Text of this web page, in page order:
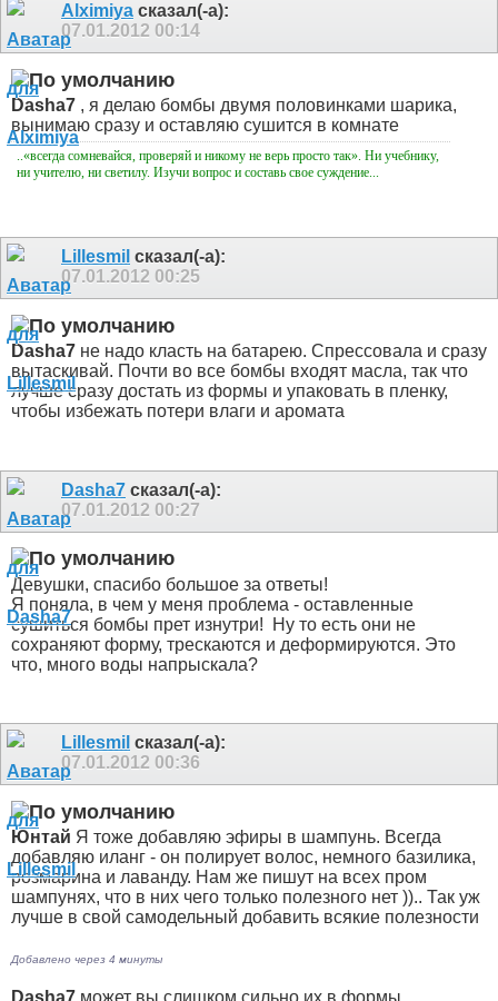
Alximiya сказал(-а):
07.01.2012 00:14
Dasha7 , я делаю бомбы двумя половинками шарика,
вынимаю сразу и оставляю сушится в комнате
..«всегда сомневайся, проверяй и никому не верь просто так». Ни учебнику,
ни учителю, ни светилу. Изучи вопрос и составь свое суждение...
Lillesmil сказал(-а):
07.01.2012 00:25
Dasha7 не надо класть на батарею. Спрессовала и сразу
вытаскивай. Почти во все бомбы входят масла, так что
лучше сразу достать из формы и упаковать в пленку,
чтобы избежать потери влаги и аромата
Dasha7 сказал(-а):
07.01.2012 00:27
Девушки, спасибо большое за ответы!
Я поняла, в чем у меня проблема - оставленные
сушиться бомбы прет изнутри!
Ну то есть они не
сохраняют форму, трескаются и деформируются. Это
что, много воды напрыскала?
Lillesmil сказал(-а):
07.01.2012 00:36
Юнтай Я тоже добавляю эфиры в шампунь. Всегда
добавляю иланг - он полирует волос, немного базилика,
розмарина и лаванду. Нам же пишут на всех пром
шампунях, что в них чего только полезного нет )).. Так уж
лучше в свой самодельный добавить всякие полезности
Добавлено через 4 минуты